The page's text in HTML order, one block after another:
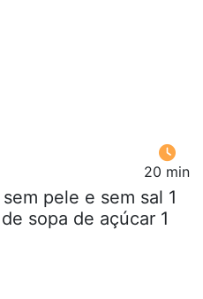
20 min
pele e sem sal 1
sopa de açúcar 1